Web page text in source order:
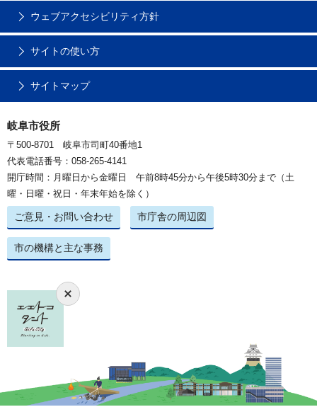
ウェブアクセシビリティ方針
サイトの使い方
サイトマップ
岐阜市役所
〒500-8701 岐阜市司町40番地1
代表電話番号：058-265-4141
開庁時間：月曜日から金曜日 午前8時45分から午後5時30分まで（土
曜・日曜・祝日・年末年始を除く）
ご意見・お問い合わせ 市庁舎の周辺図
市の機構と主な事務